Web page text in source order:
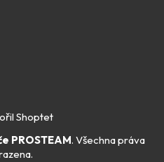
Shoptet
PROSTEAM. Všechna práva